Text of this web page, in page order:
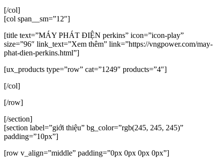
[/col]
[col span__sm=”12″]
[title text=”MÁY PHÁT ĐIỆN perkins” icon=”icon-play”
size=”96″ link_text=”Xem thêm” link=”https://vngpower.com/may-
phat-dien-perkins.html”]
[ux_products type=”row” cat=”1249″ products=”4″]
[/col]
[/row]
[/section]
[section label=”giới thiệu” bg_color=”rgb(245, 245, 245)”
padding=”10px”]
[row v_align=”middle” padding=”0px 0px 0px 0px”]